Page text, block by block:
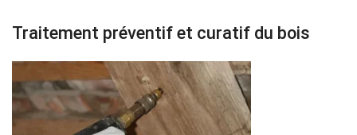
Traitement préventif et curatif du bois